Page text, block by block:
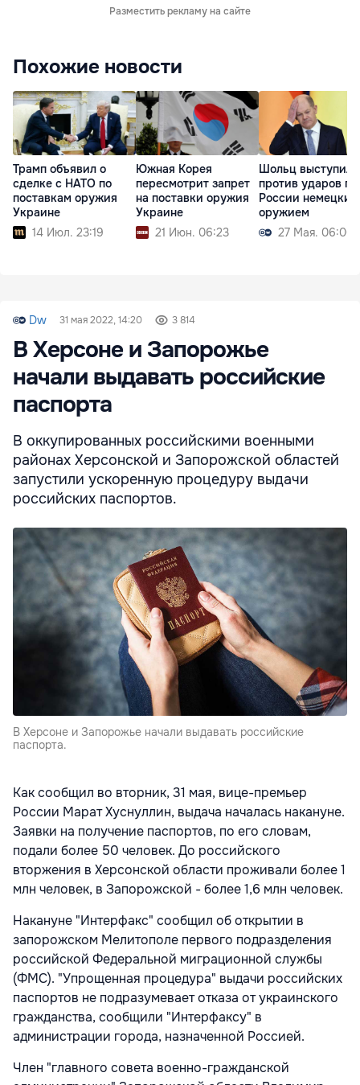
Разместить рекламу на сайте
Похожие новости
Трамп объявил о
сделке с НАТО по
поставкам оружия
Украине
14 Июл. 23:19
Южная Корея
пересмотрит запрет
на поставки оружия
Украине
21 Июн. 06:23
Шольц выступил
против ударов по
России немецким
оружием
27 Мая. 06:00
Dw 31 мая 2022, 14:20 3 814
В Херсоне и Запорожье
начали выдавать российские
паспорта
В оккупированных российскими военными
районах Херсонской и Запорожской областей
запустили ускоренную процедуру выдачи
российских паспортов.
В Херсоне и Запорожье начали выдавать российские
паспорта.
Как сообщил во вторник, 31 мая, вице-премьер
России Марат Хуснуллин, выдача началась накануне.
Заявки на получение паспортов, по его словам,
подали более 50 человек. До российского
вторжения в Херсонской области проживали более 1
млн человек, в Запорожской - более 1,6 млн человек.
Накануне "Интерфакс" сообщил об открытии в
запорожском Мелитополе первого подразделения
российской Федеральной миграционной службы
(ФМС). "Упрощенная процедура" выдачи российских
паспортов не подразумевает отказа от украинского
гражданства, сообщили "Интерфаксу" в
администрации города, назначенной Россией.
Член "главного совета военно-гражданской